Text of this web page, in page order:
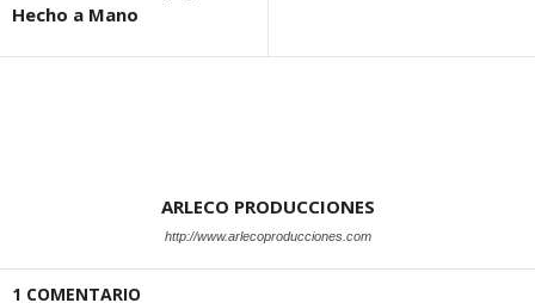
Hecho a Mano
ARLECO PRODUCCIONES
http://www.arlecoproducciones.com
1 COMENTARIO